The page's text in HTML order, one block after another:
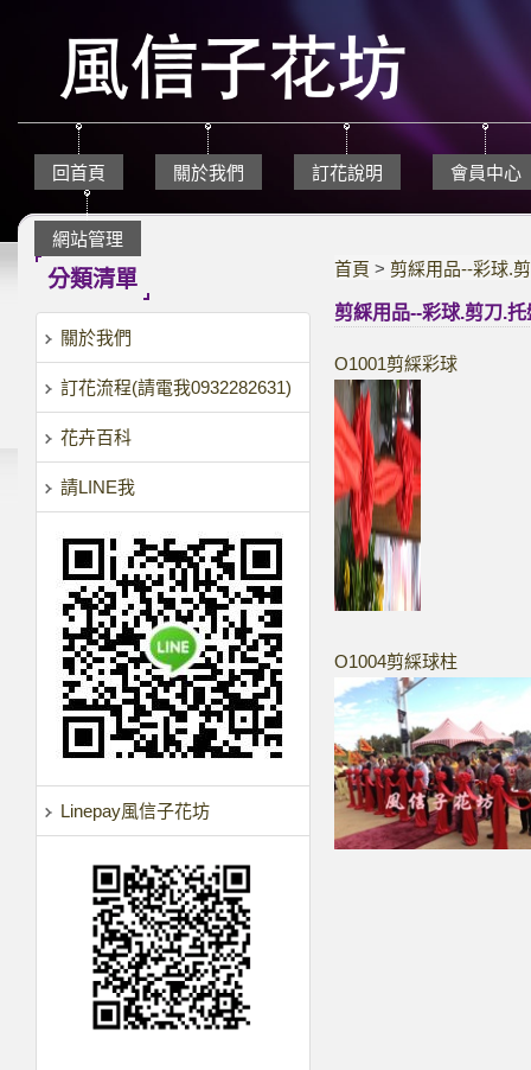
回首頁 關於我們 訂花說明 會員中心
網站管理
分類清單
關於我們
訂花流程(請電我0932282631)
花卉百科
請LINE我
Linepay風信子花坊
首頁 > 剪綵用品--彩球.
剪綵用品--彩球.剪刀.托
O1001剪綵彩球
O1004剪綵球柱